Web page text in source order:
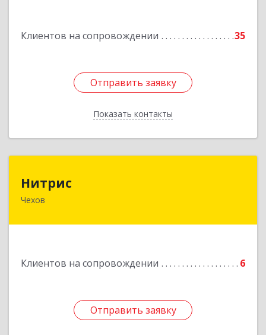
Клиентов на сопровождении 35
Отправить заявку
Показать контакты
Отправить заявку
Назад
Нитрис
Чехов
Клиентов на сопровождении 6
Отправить заявку
142350, Московская обл, Чехов м.о., Столбовая
Отправить заявку